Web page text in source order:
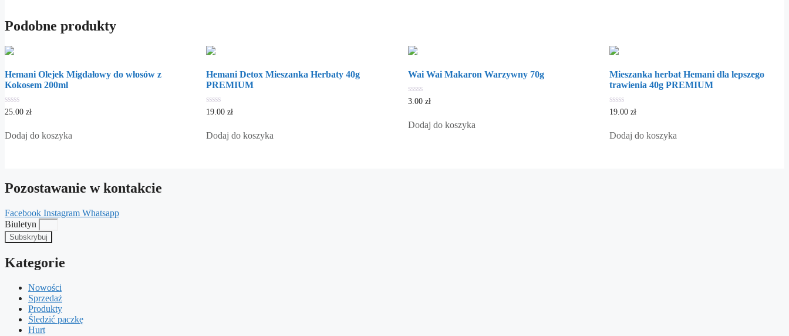
Podobne produkty
Hemani Olejek Migdałowy do włosów z
Kokosem 200ml
0
5
25.00 zł
Dodaj do koszyka
Hemani Detox Mieszanka Herbaty 40g
PREMIUM
0
5
19.00zł
Dodaj do koszyka
Wai Wai Makaron Warzywny 70g
0
5
3.00 zł
Dodaj do koszyka
Mieszanka herbat Hemani dla lepszego
trawienia 40g PREMIUM
0
5
19.00 zł
Dodaj do koszyka
Pozostawanie w kontakcie
Facebook Instagram Whatsapp
Biuletyn
Subskrybuj
Kategorie
Nowości
Sprzedaż
Produkty
Śledzić paczkę
Hurt